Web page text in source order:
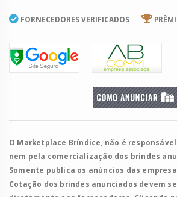
FORNECEDORES VERIFICADOS
O Marketplace Bríndice, não é
nem pela comercialização dos brindes
Somente publica os anúncios das
Cotação dos brindes anunciados devem